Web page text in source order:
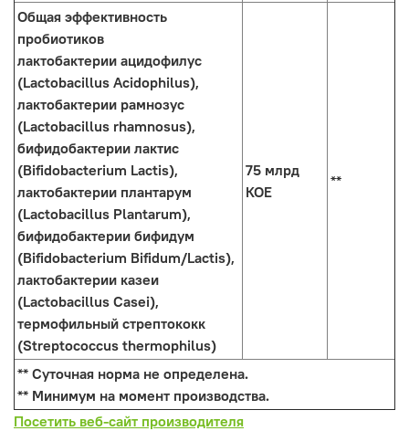
Общая эффективность
пробиотиков
лактобактерии ацидофилус
(Lactobacillus Acidophilus),
лактобактерии рамнозус
(Lactobacillus rhamnosus),
бифидобактерии лактис
(Bifidobacterium Lactis),
лактобактерии плантарум
(Lactobacillus Plantarum),
бифидобактерии бифидум
(Bifidobacterium Bifidum/Lactis),
лактобактерии казеи
(Lactobacillus Casei),
термофильный стрептококк
(Streptococcus thermophilus)
75 млрд
КОЕ
**
** Суточная норма не определена.
** Минимум на момент производства.
Посетить веб-сайт производителя